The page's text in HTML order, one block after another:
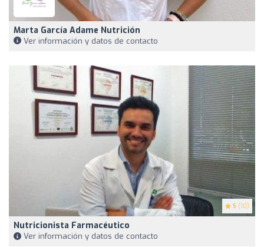
Marta García Adame Nutrición
Ver información y datos de contacto
5 (10)
Nutricionista Farmacéutico
Ver información y datos de contacto